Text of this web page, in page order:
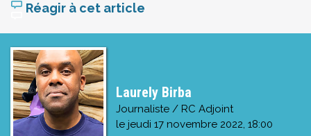
Réagir à cet article
Laurely Birba
Journaliste / RC Adjoint
le jeudi 17 novembre 2022, 18:00